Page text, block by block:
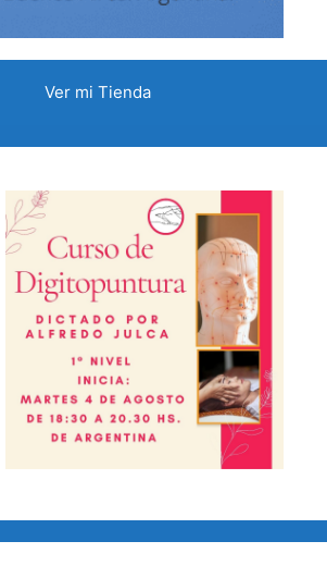
Ver mi Tienda